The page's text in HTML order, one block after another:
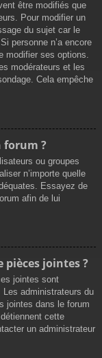
être modifiés que
Pour modifier un
du sujet car le
personne n’a encore
modifier ses options.
modérateurs et les
Cela empêche
forum ?
ou groupes
n’importe quelle
Essayez de
afin de lui
pièces jointes ?
jointes sont
Les administrateurs du
jointes dans le forum
cette
un administrateur